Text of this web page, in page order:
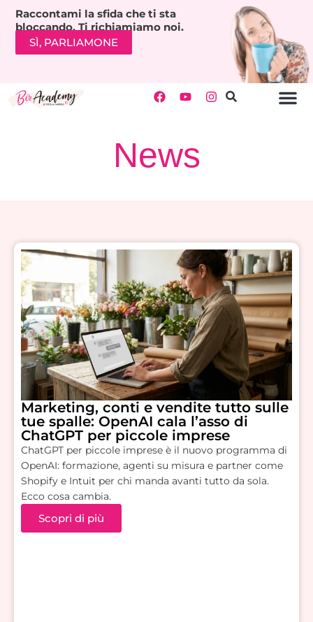
Raccontami la sfida che ti sta
bloccando. Ti richiamiamo noi.
SÌ, PARLIAMONE
News
Marketing, conti e vendite tutto sulle
tue spalle: OpenAI cala l’asso di
ChatGPT per piccole imprese
ChatGPT per piccole imprese è il nuovo programma di
OpenAI: formazione, agenti su misura e partner come
Shopify e Intuit per chi manda avanti tutto da sola.
Ecco cosa cambia.
Scopri di più